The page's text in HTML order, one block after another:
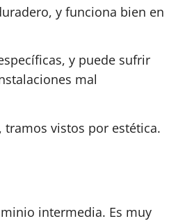
y funciona bien en
y puede sufrir
mal
vistos por estética.
intermedia. Es muy